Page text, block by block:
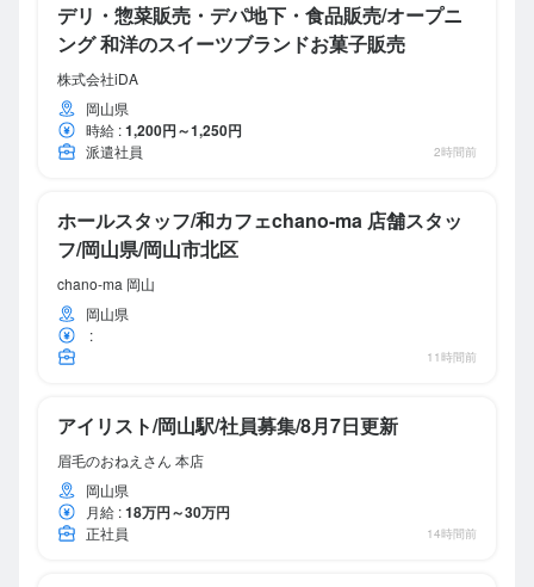
デリ・惣菜販売・デパ地下・食品販売/オープニ
ング 和洋のスイーツブランドお菓子販売
株式会社iDA
岡山県
時給 :1,200円～1,250円
派遣社員 2時間前
ホールスタッフ/和カフェchano-ma 店舗スタッ
フ/岡山県/岡山市北区
chano-ma 岡山
岡山県
:
11時間前
アイリスト/岡山駅/社員募集/8月7日更新
眉毛のおねえさん 本店
岡山県
月給 :18万円～30万円
正社員 14時間前